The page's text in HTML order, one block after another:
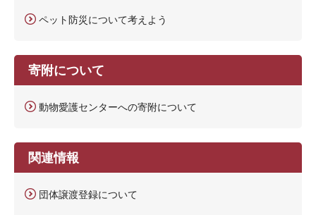
ペット防災について考えよう
寄附について
動物愛護センターへの寄附について
関連情報
団体譲渡登録について